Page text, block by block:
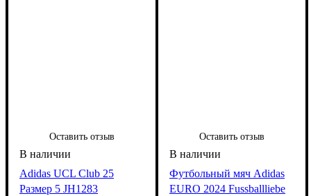
Оставить отзыв
Adidas UCL Club 25
Размер 5 JH1283
Оставить отзыв
Футбольный мяч Adidas
EURO 2024 Fussballliebe